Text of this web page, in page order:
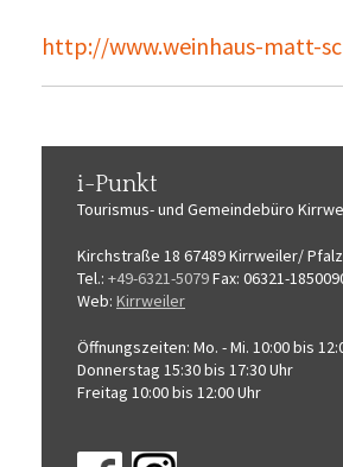
http://www.weinhaus-matt-
i-Punkt
Tourismus-und Gemeindebüro
Kirchstraße 18 67489 Kirrweiler/ Pfalz
Tel.: +49-6321-5079Fax: 06321-
Web: Kirrweiler
Öffnungszeiten: Mo. - Mi. 10:00 bis
Donnerstag 15:30 bis 17:30 Uhr
Freitag 10:00 bis 12:00 Uhr